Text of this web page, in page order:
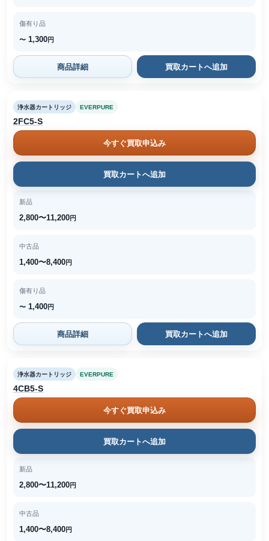
傷有り品
〜 1,300円
商品詳細 買取カートへ追加
浄水器カートリッジ EVERPURE
2FC5-S
今すぐ買取申込み
買取カートへ追加
新品
2,800〜11,200円
中古品
1,400〜8,400円
傷有り品
〜 1,400円
商品詳細 買取カートへ追加
浄水器カートリッジ EVERPURE
4CB5-S
今すぐ買取申込み
買取カートへ追加
新品
2,800〜11,200円
中古品
1,400〜8,400円